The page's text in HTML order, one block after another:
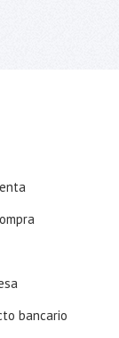
bancario